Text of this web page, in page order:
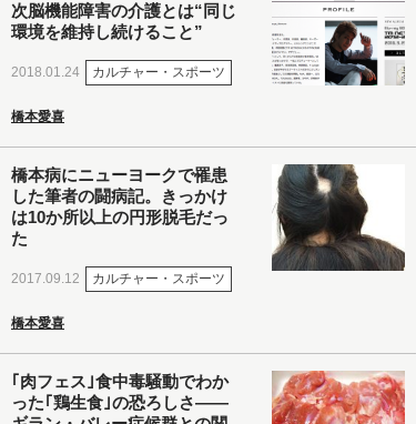
次脳機能障害の介護とは“同じ
環境を維持し続けること”
2018.01.24 カルチャー・スポーツ
橋本愛喜
橋本病にニューヨークで罹患
した筆者の闘病記。きっかけ
は10か所以上の円形脱毛だっ
た
2017.09.12 カルチャー・スポーツ
橋本愛喜
｢肉フェス｣食中毒騒動でわか
った｢鶏生食｣の恐ろしさ――